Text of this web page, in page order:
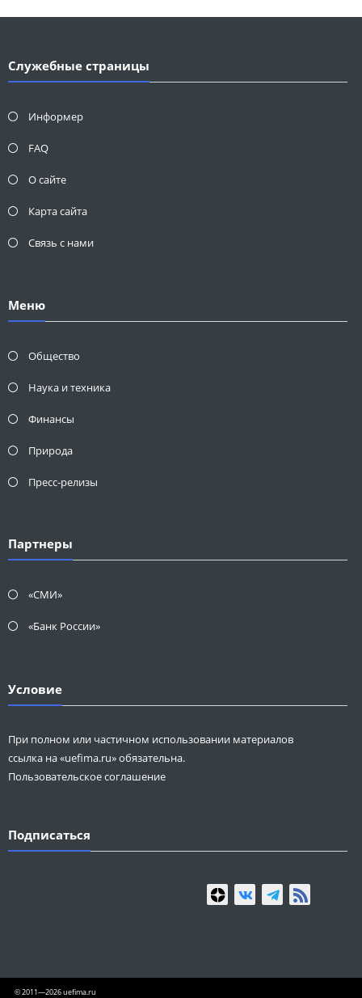
Служебные страницы
Информер
FAQ
О сайте
Карта сайта
Связь с нами
Меню
Общество
Наука и техника
Финансы
Природа
Пресс-релизы
Партнеры
«СМИ»
«Банк России»
Условие
При полном или частичном использовании материалов
ссылка на «uefima.ru» обязательна.
Пользовательское соглашение
Подписаться
© 2011—2026 uefima.ru